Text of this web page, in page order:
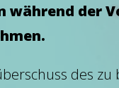
während der
des